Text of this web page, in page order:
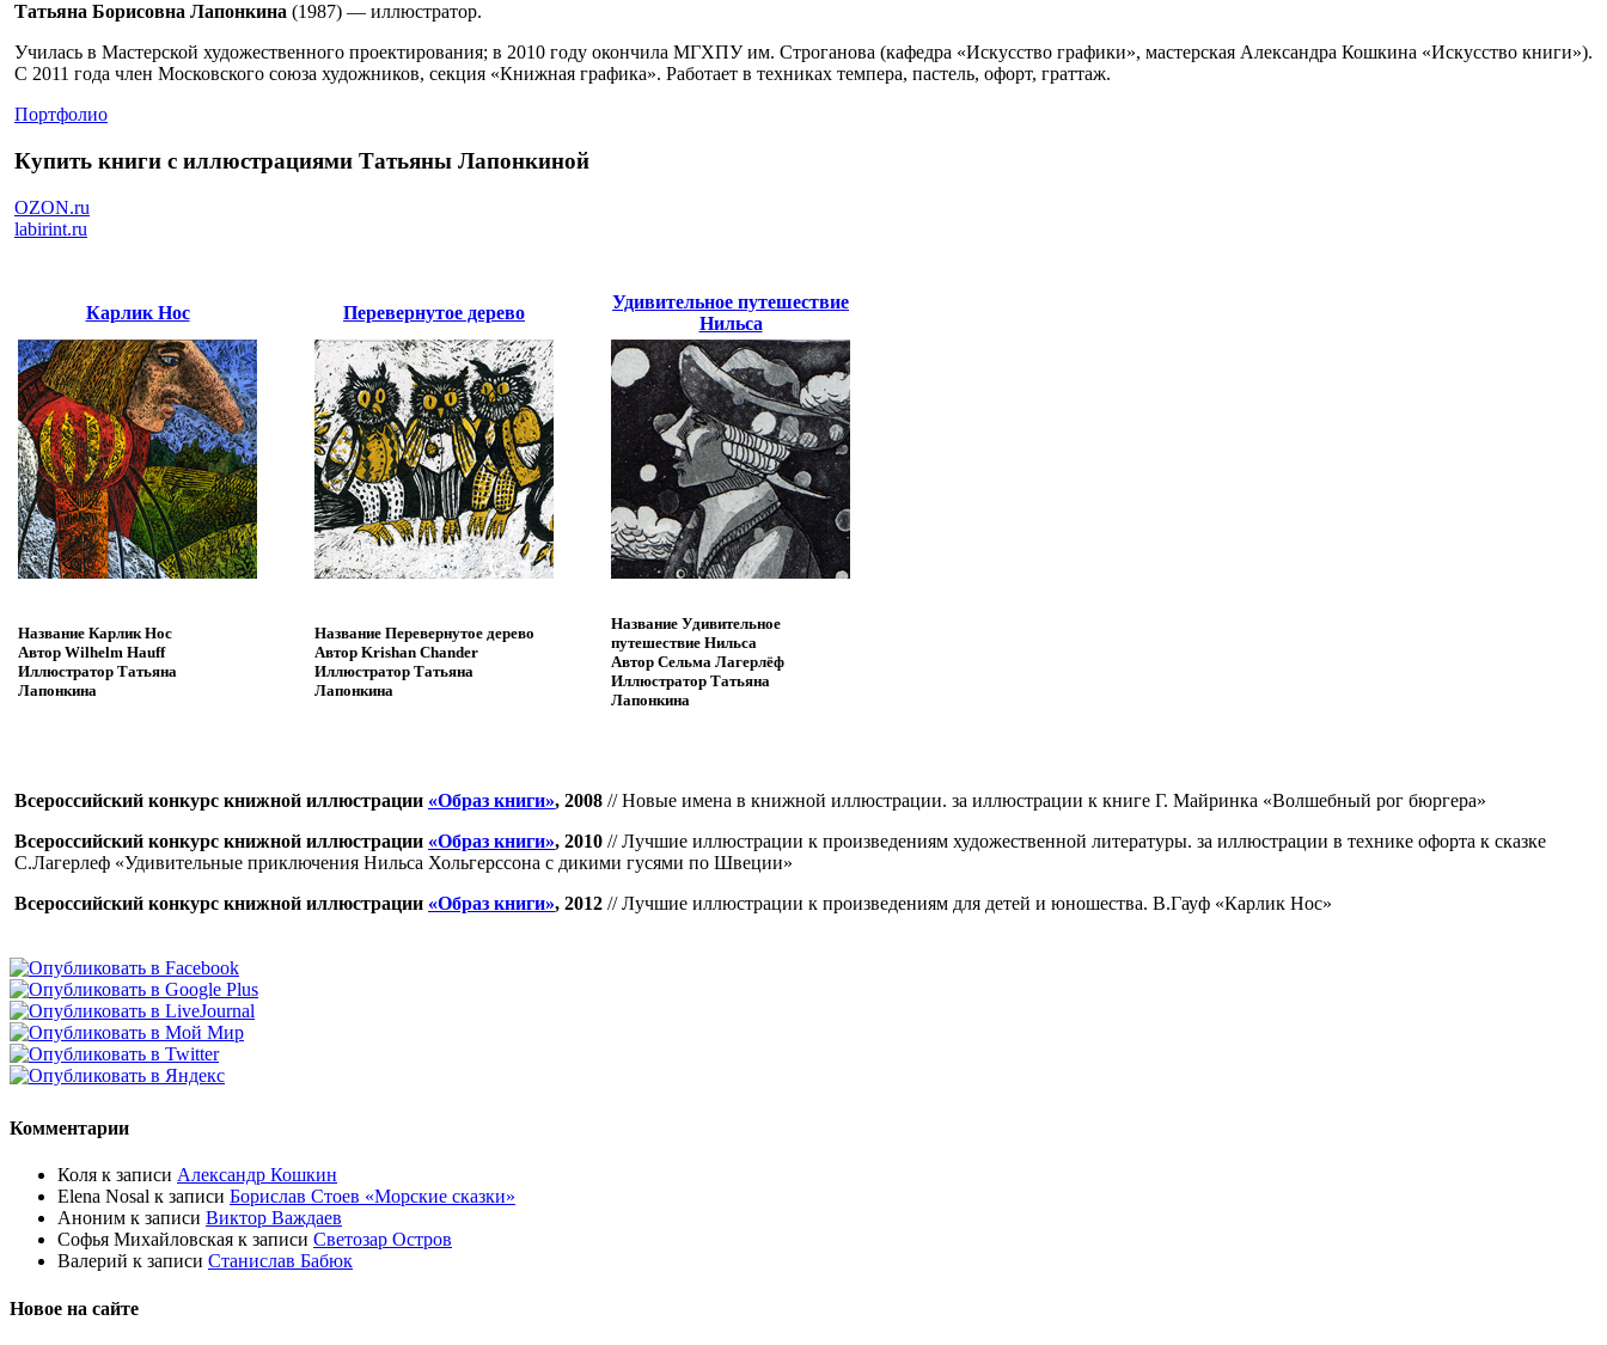
Татьяна Борисовна Лапонкина (1987) — иллюстратор.
Училась в Мастерской художественного проектирования; в 2010 году окончила МГХПУ им. Строганова (кафедра «Искусство графики», мастерская Александра Кошкина «Искусство книги»).
С 2011 года член Московского союза художников, секция «Книжная графика». Работает в техниках темпера, пастель, офорт, граттаж.
Портфолио
Купить книги с иллюстрациями Татьяны Лапонкиной
OZON.ru
labirint.ru
Карлик Нос Перевернутое дерево
Удивительное путешествие
Нильса
Название Карлик Нос
Автор Wilhelm Hauff
Иллюстратор Татьяна
Лапонкина
Название Перевернутое дерево
Автор Krishan Chander
Иллюстратор Татьяна
Лапонкина
Название Удивительное
путешествие Нильса
Автор Сельма Лагерлёф
Иллюстратор Татьяна
Лапонкина
Всероссийский конкурс книжной иллюстрации «Образ книги», 2008 // Новые имена в книжной иллюстрации. за иллюстрации к книге Г. Майринка «Волшебный рог бюргера»
Всероссийский конкурс книжной иллюстрации «Образ книги», 2010 // Лучшие иллюстрации к произведениям художественной литературы. за иллюстрации в технике офорта к сказке
С.Лагерлеф «Удивительные приключения Нильса Хольгерссона с дикими гусями по Швеции»
Всероссийский конкурс книжной иллюстрации «Образ книги», 2012 // Лучшие иллюстрации к произведениям для детей и юношества. В.Гауф «Карлик Нос»
Комментарии
Коля к записи Александр Кошкин
Elena Nosal к записи Борислав Стоев «Морские сказки»
Аноним к записи Виктор Важдаев
Софья Михайловская к записи Светозар Остров
Валерий к записи Станислав Бабюк
Новое на сайте